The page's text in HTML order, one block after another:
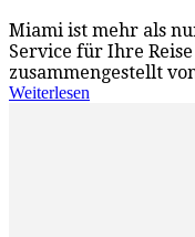
Miami ist mehr als
Service für Ihre
zusammengestellt
Weiterlesen